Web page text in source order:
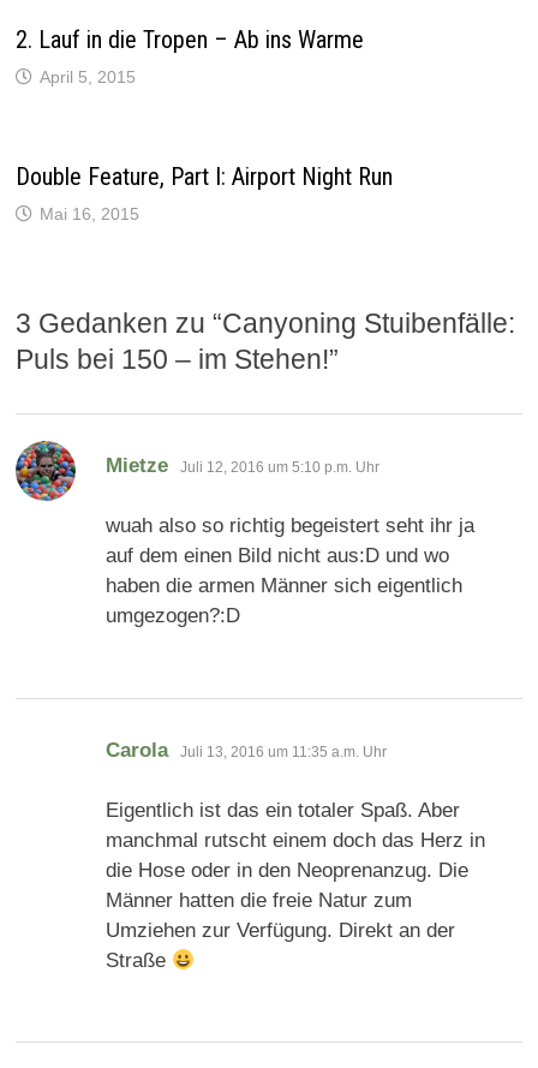
n
e
u
e
t
r
g
e
t
)
e
t
)
)
2. Lauf in die Tropen – Ab ins Warme
April 5, 2015
Double Feature, Part I: Airport Night Run
Mai 16, 2015
3 Gedanken zu “Canyoning Stuibenfälle:
Puls bei 150 – im Stehen!”
Mietze sagt:
Juli 12, 2016 um 5:10 p.m. Uhr
wuah also so richtig begeistert seht ihr ja
auf dem einen Bild nicht aus:D und wo
haben die armen Männer sich eigentlich
umgezogen?:D
Carola sagt:
Juli 13, 2016 um 11:35 a.m. Uhr
Eigentlich ist das ein totaler Spaß. Aber
manchmal rutscht einem doch das Herz in
die Hose oder in den Neoprenanzug. Die
Männer hatten die freie Natur zum
Umziehen zur Verfügung. Direkt an der
Straße